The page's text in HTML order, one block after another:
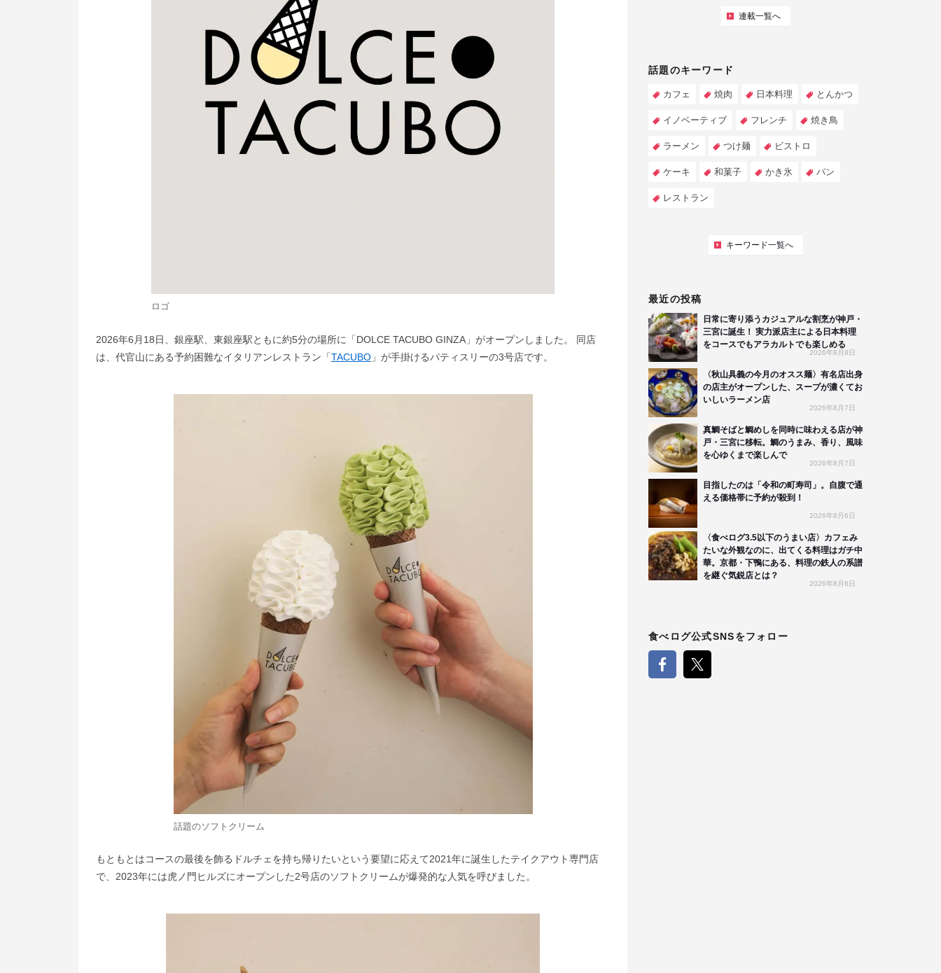
ロゴ
2026年6月18日、銀座駅、東銀座駅ともに約5分の場所に「DOLCE TACUBO GINZA」がオープンしました。 同店
は、代官山にある予約困難なイタリアンレストラン「TACUBO 」が手掛けるパティスリーの3号店です。
話題のソフトクリーム
もともとはコースの最後を飾るドルチェを持ち帰りたいという要望に応えて2021年に誕生したテイクアウト専門店
で、2023年には虎ノ門ヒルズにオープンした2号店のソフトクリームが爆発的な人気を呼びました。
連載一覧へ
話題のキーワード
カフェ 焼肉 日本料理 とんかつ
イノベーティブ フレンチ 焼き鳥
ラーメン つけ麺 ビストロ
ケーキ 和菓子 かき氷 パン
レストラン
キーワード一覧へ
最近の投稿
日常に寄り添うカジュアルな割烹が神戸・
三宮に誕生！ 実力派店主による日本料理
をコースでもアラカルトでも楽しめる
2026年8月8日
〈秋山具義の今月のオスス麺〉有名店出身
の店主がオープンした、スープが濃くてお
いしいラーメン店
2026年8月7日
真鯛そばと鯛めしを同時に味わえる店が神
戸・三宮に移転。鯛のうまみ、香り、風味
を心ゆくまで楽しんで
2026年8月7日
目指したのは「令和の町寿司」。自腹で通
える価格帯に予約が殺到！
2026年8月6日
〈食べログ3.5以下のうまい店〉カフェみ
たいな外観なのに、出てくる料理はガチ中
華。京都・下鴨にある、料理の鉄人の系譜
を継ぐ気鋭店とは？
2026年8月6日
食べログ公式SNSをフォロー